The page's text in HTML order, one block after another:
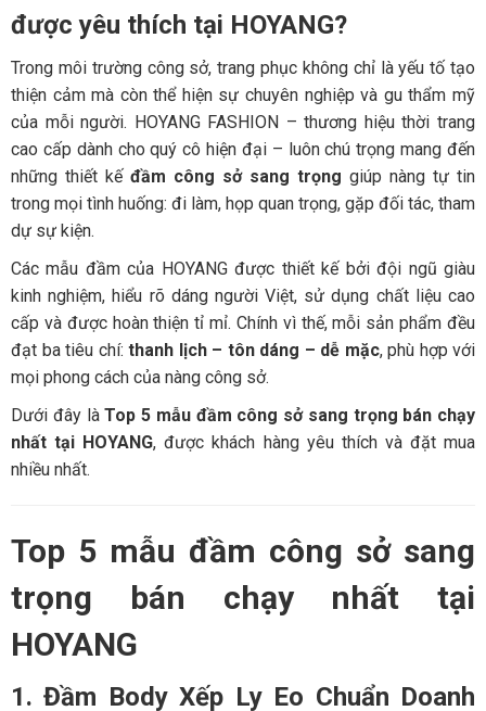
được yêu thích tại HOYANG?
Trong môi trường công sở, trang phục không chỉ là yếu tố tạo
thiện cảm mà còn thể hiện sự chuyên nghiệp và gu thẩm mỹ
của mỗi người. HOYANG FASHION – thương hiệu thời trang
cao cấp dành cho quý cô hiện đại – luôn chú trọng mang đến
những thiết kế đầm công sở sang trọng giúp nàng tự tin
trong mọi tình huống: đi làm, họp quan trọng, gặp đối tác, tham
dự sự kiện.
Các mẫu đầm của HOYANG được thiết kế bởi đội ngũ giàu
kinh nghiệm, hiểu rõ dáng người Việt, sử dụng chất liệu cao
cấp và được hoàn thiện tỉ mỉ. Chính vì thế, mỗi sản phẩm đều
đạt ba tiêu chí: thanh lịch – tôn dáng – dễ mặc, phù hợp với
mọi phong cách của nàng công sở.
Dưới đây làTop 5 mẫu đầm công sở sang trọng bán chạy
nhất tại HOYANG, được khách hàng yêu thích và đặt mua
nhiều nhất.
Top 5 mẫu đầm công sở sang
trọng bán chạy nhất tại
HOYANG
1. Đầm Body Xếp Ly Eo Chuẩn Doanh